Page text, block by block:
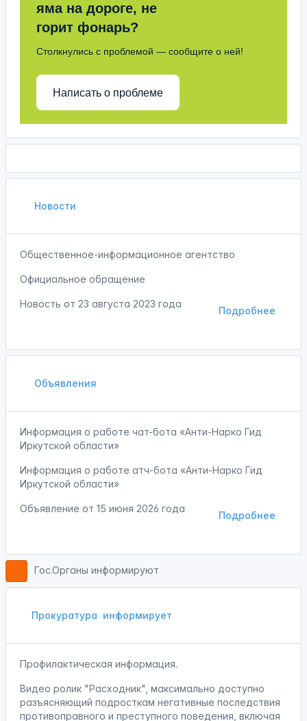
яма на дороге, не
горит фонарь?
Столкнулись с проблемой — сообщите о ней!
Написать о проблеме
Новости
Общественное-информационное агентство
Официальное обращение
Подробнее
Новость от 23 августа 2023 года
Объявления
Информация о работе чат-бота «Анти-Нарко Гид
Иркутской области»
Информация о работе атч-бота «Анти-Нарко Гид
Иркутской области»
Подробнее
Объявление от 15 июня 2026 года
Гос.Органы информируют
Прокуратура информирует
Профилактическая информация.
Видео ролик "Расходник", максимально доступно
разъясняющий подросткам негативные последствия
противоправного и преступного поведения, включая